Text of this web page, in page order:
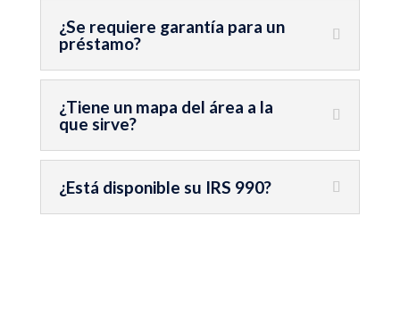
¿Se requiere garantía para un
préstamo?
¿Tiene un mapa del área a la
que sirve?
¿Está disponible su IRS 990?